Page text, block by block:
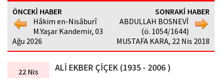
ÖNCEKİ HABER
Hâkim en-Nisâburî
M.Yaşar Kandemir, 03
Ağu 2026
SONRAKİ HABER
ABDULLAH BOSNEVÎ
(ö. 1054/1644)
MUSTAFA KARA, 22 Nis 2018
22 Nis
ALİ EKBER ÇİÇEK (1935 - 2006 )